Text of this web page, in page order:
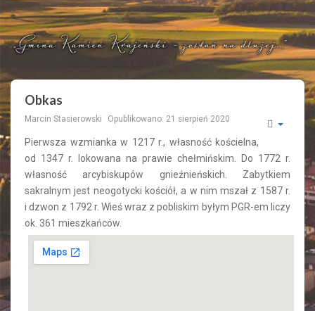
Obkas
Marcin Stasierowski Opublikowano: 21 sierpień 2020
Pierwsza wzmianka w 1217 r., własność kościelna,
od 1347 r. lokowana na prawie chełmińskim. Do 1772 r.
własność arcybiskupów gnieźnieńskich. Zabytkiem
sakralnym jest neogotycki kościół, a w nim mszał z 1587 r.
i dzwon z 1792 r. Wieś wraz z pobliskim byłym PGR-em liczy
ok. 361 mieszkańców.